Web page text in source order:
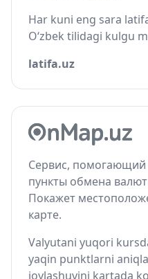
Har kuni eng sara
O‘zbek tilidagi kulgu
latifa.uz
Сервис,
пункты обмена
Покажет
карте.
Valyutani yuqori
yaqin punktlarni
joylashuvini kartada